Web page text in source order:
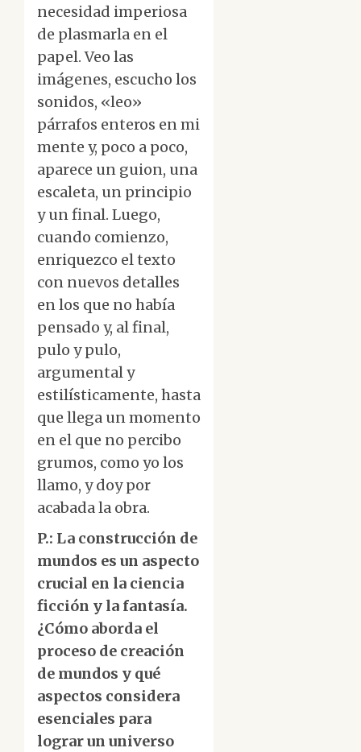
necesidad imperiosa
de plasmarla en el
papel. Veo las
imágenes, escucho los
sonidos, «leo»
párrafos enteros en mi
mente y, poco a poco,
aparece un guion, una
escaleta, un principio
y un final. Luego,
cuando comienzo,
enriquezco el texto
con nuevos detalles
en los que no había
pensado y, al final,
pulo y pulo,
argumental y
estilísticamente, hasta
que llega un momento
en el que no percibo
grumos, como yo los
llamo, y doy por
acabada la obra.
P.: La construcción de
mundos es un aspecto
crucial en la ciencia
ficción y la fantasía.
¿Cómo aborda el
proceso de creación
de mundos y qué
aspectos considera
esenciales para
lograr un universo